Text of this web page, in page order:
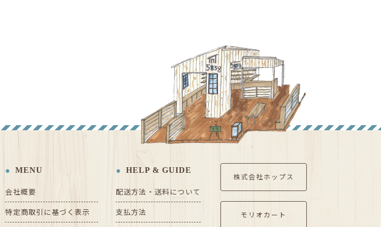
MENU
会社概要
特定商取引に基づく表示
HELP & GUIDE
配送方法・送料について
支払方法
株式会社ホップス
モリオカート